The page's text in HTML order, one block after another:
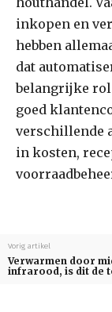
inkopen en
hebben
dat
belangrijke
goed
verschillende
in kosten,
Vorig artikel
Verwarmen door
infrarood, is dit de